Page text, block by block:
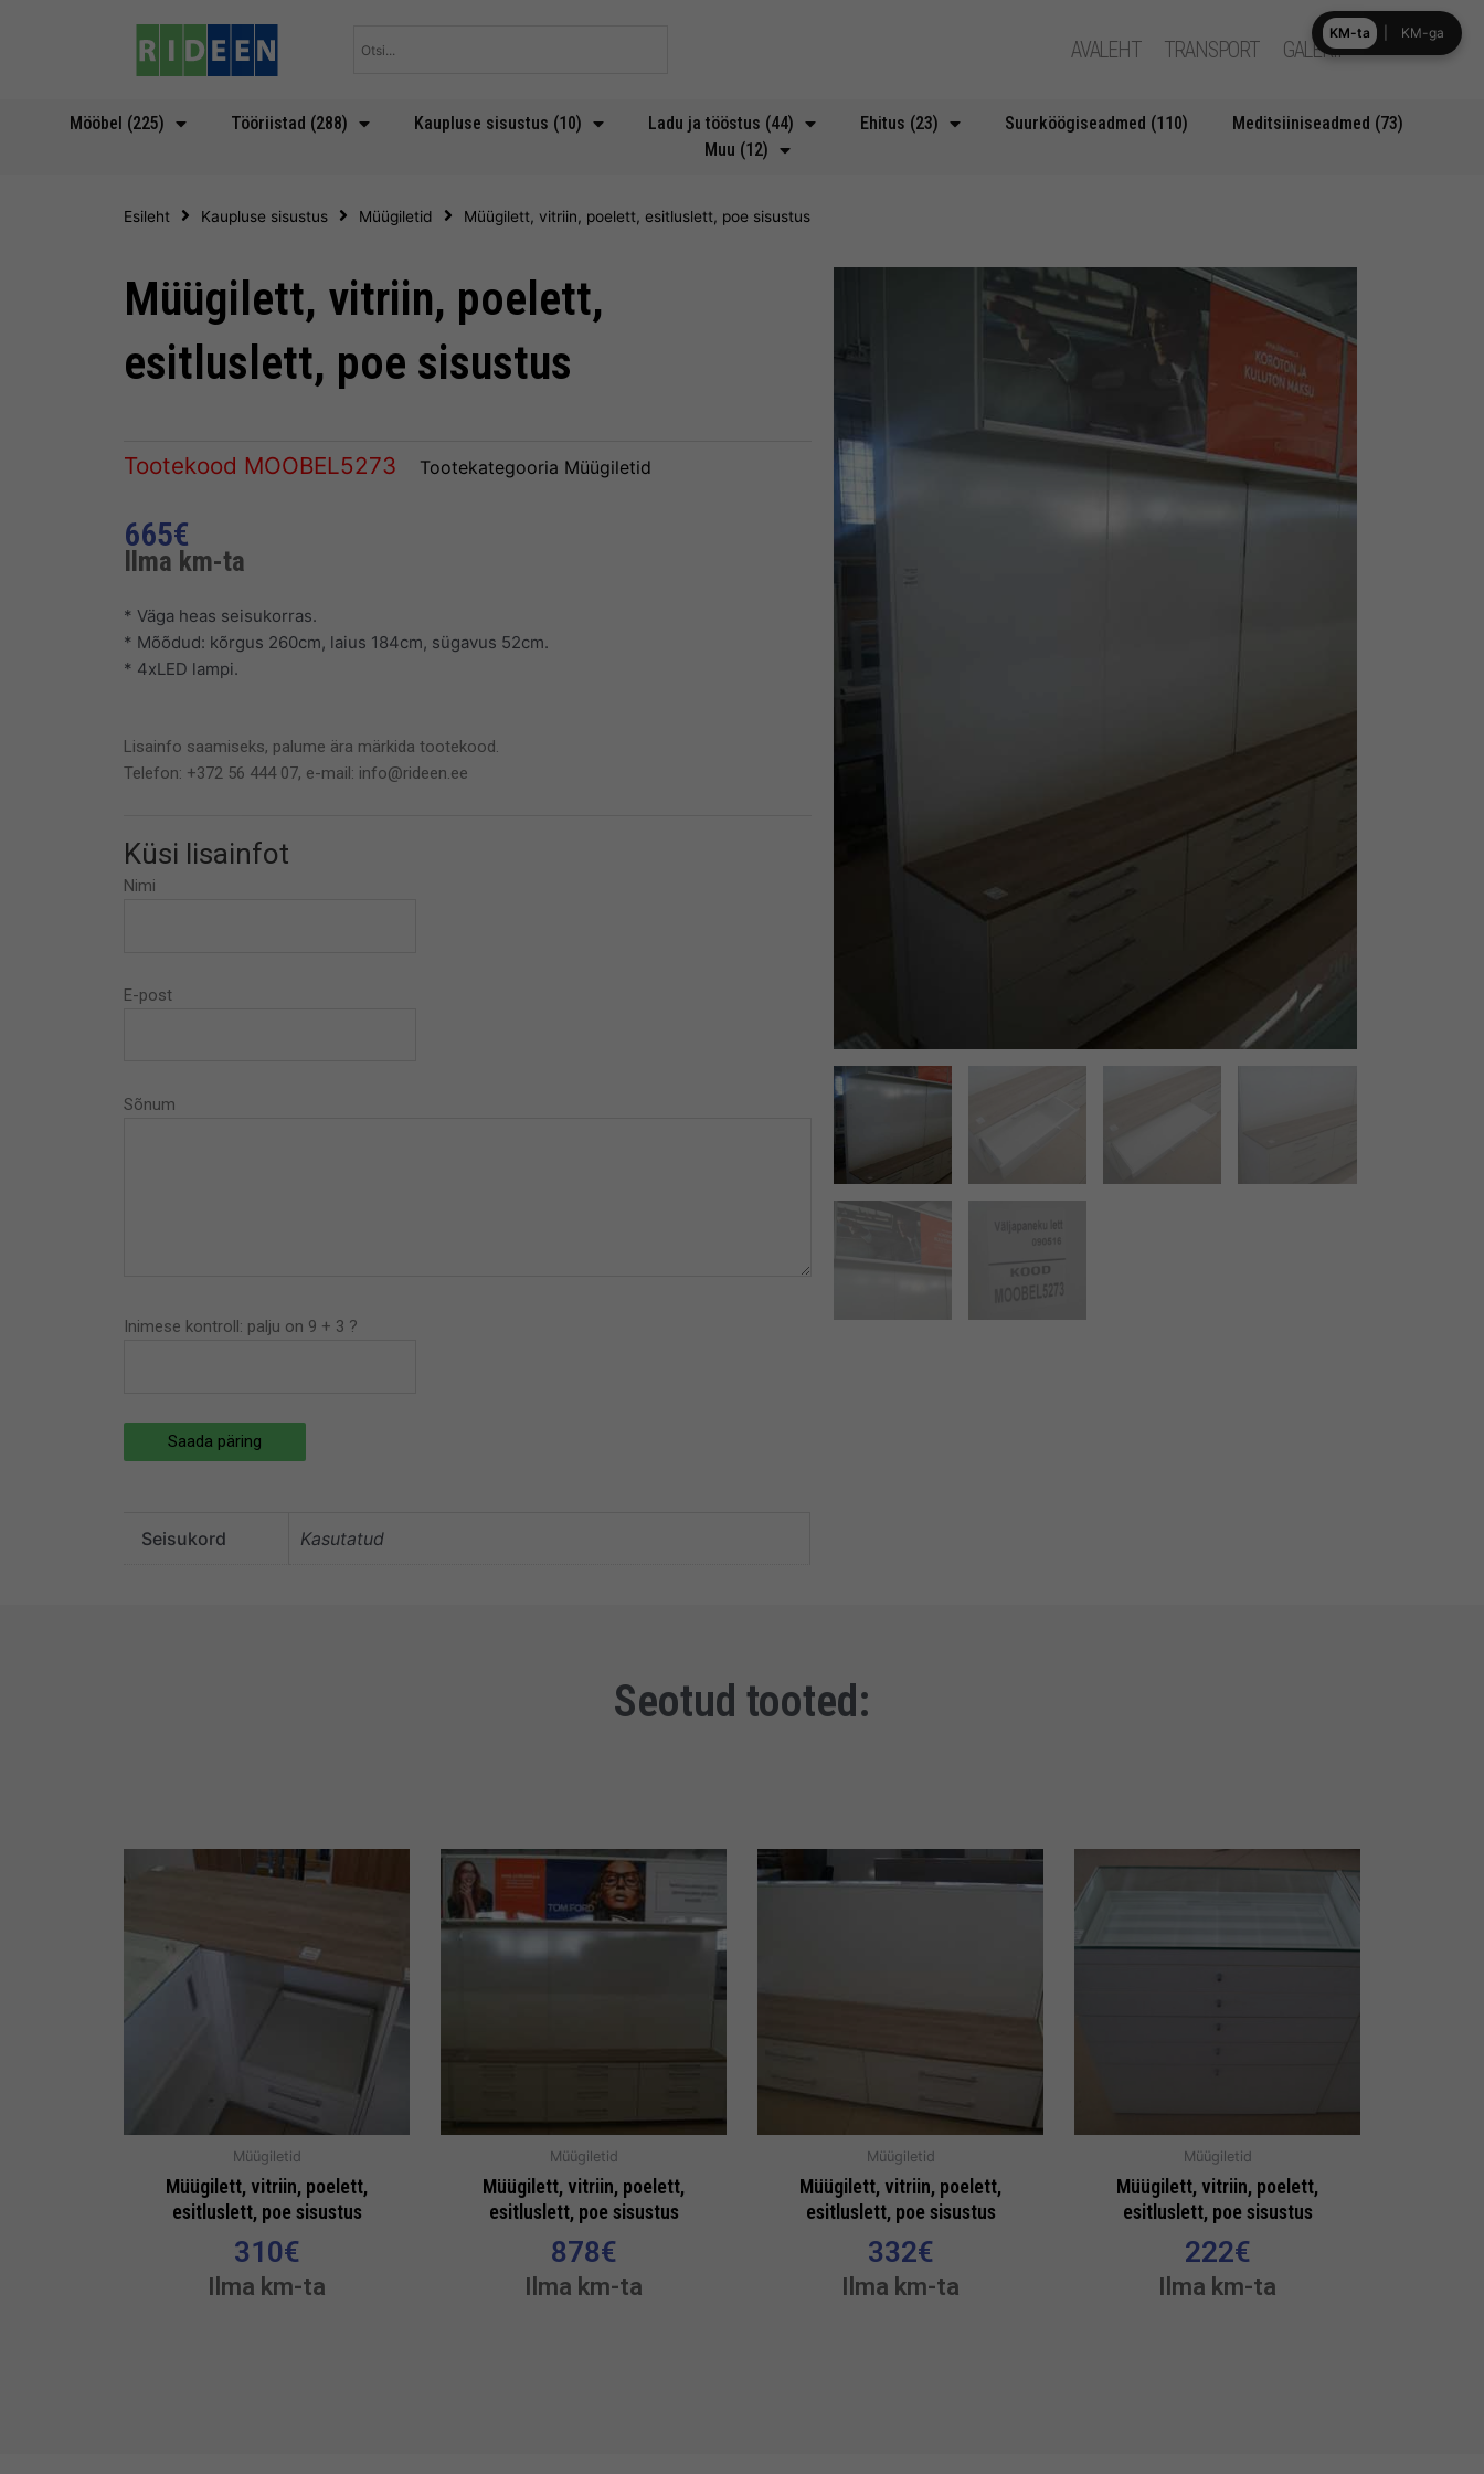
AVALEHT TRANSPORT GALERII
Mööbel (225) Tööriistad (288) Kaupluse sisustus (10) Ladu ja tööstus (44) Ehitus (23) Suurköögiseadmed (110)
Meditsiiniseadmed (73)
Muu (12)
Esileht Kaupluse sisustus Müügiletid Müügilett, vitriin, poelett, esitluslett, poe sisustus
Müügilett, vitriin, poelett,
esitluslett, poe sisustus
Tootekood MOOBEL5273 Tootekategooria Müügiletid
665€
Ilma km-ta
* Väga heas seisukorras.
* Mõõdud: kõrgus 260cm, laius 184cm, sügavus 52cm.
* 4xLED lampi.
Lisainfo saamiseks, palume ära märkida tootekood.
Telefon: +372 56 444 07, e-mail: info@rideen.ee
Küsi lisainfot
Nimi
E-post
Sõnum
Inimese kontroll: palju on 9 + 3 ?
Saada päring
Seisukord Kasutatud
Seotud tooted:
Müügiletid
Müügilett, vitriin, poelett,
esitluslett, poe sisustus
310€
Ilma km-ta
Müügiletid
Müügilett, vitriin, poelett,
esitluslett, poe sisustus
878€
Ilma km-ta
Müügiletid
Müügilett, vitriin, poelett,
esitluslett, poe sisustus
332€
Ilma km-ta
Müügiletid
Müügilett, vitriin, poelett,
esitluslett, poe sisustus
222€
Ilma km-ta
KM-ta KM-ga